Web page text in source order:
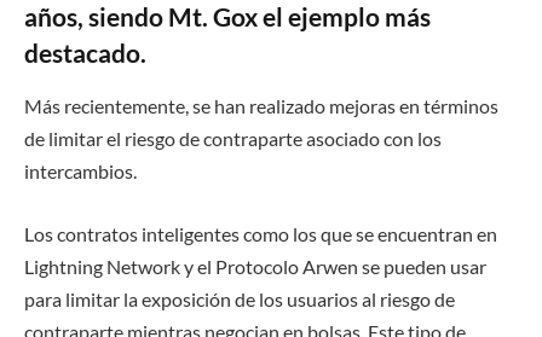
años, siendo Mt. Gox el ejemplo más
destacado.
Más recientemente, se han realizado mejoras en términos
de limitar el riesgo de contraparte asociado con los
intercambios.
Los contratos inteligentes como los que se encuentran en
Lightning Network y el Protocolo Arwen se pueden usar
para limitar la exposición de los usuarios al riesgo de
contraparte mientras negocian en bolsas. Este tipo de